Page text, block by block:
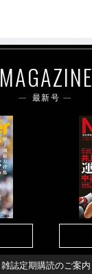
MAGAZINE
最新号
雑誌定期購読のご案内